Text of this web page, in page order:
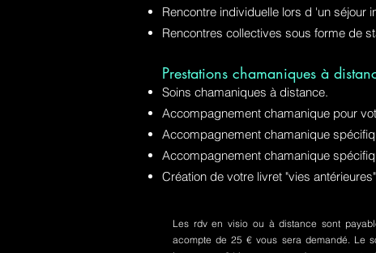
Rencontre individuelle lors d 'un séjour
Rencontres collectives sous forme de
Prestations chamaniques à
Soins chamaniques à distance.
Accompagnement chamanique pour
Accompagnement chamanique
Accompagnement chamanique
Création de votre livret "vies
Les rdv en visio ou à distance sont
acompte de 25 € vous sera demandé. Le